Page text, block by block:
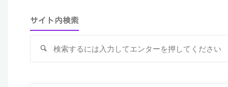
サイト内検索
検